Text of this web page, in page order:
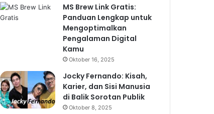
MS Brew Link Gratis:
Panduan Lengkap untuk
Mengoptimalkan
Pengalaman Digital
Kamu
Oktober 16, 2025
Jocky Fernando: Kisah,
Karier, dan Sisi Manusia
di Balik Sorotan Publik
Oktober 8, 2025